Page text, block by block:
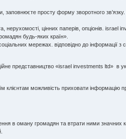
заповнюєте просту форму зворотного
нерухомості, цінних паперів, опціонів. israel
будь-яких країн».
мережах. відповідно до інформації
представництво «israel investments ltd» в
клієнтам можливість приховати інформацію
в оману громадян та втрати ними значних